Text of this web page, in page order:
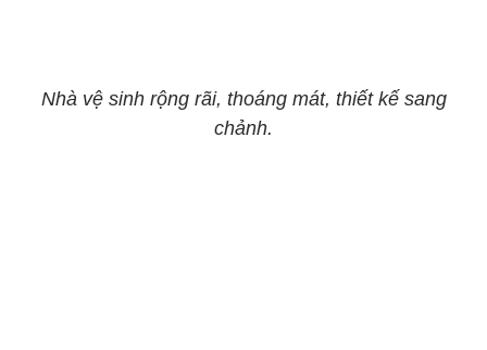
Nhà vệ sinh rộng rãi, thoáng mát, thiết kế sang
chảnh.